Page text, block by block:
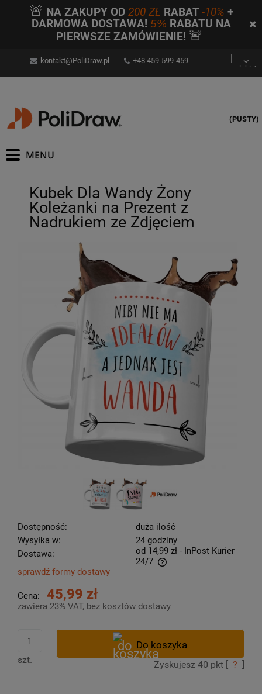
🚨 NA ZAKUPY OD200 ZŁ RABAT-10% +
DARMOWA DOSTAWA! 5% RABATU NA
PIERWSZE ZAMÓWIENIE! 🚨
kontakt@PoliDraw.pl +48 459-599-459
(PUSTY)
Kubek Dla Wandy Żony
Koleżanki na Prezent z
Nadrukiem ze Zdjęciem
Dostępność:
duża ilość
Wysyłka w:
24 godziny
Dostawa:
od 14,99 zł - InPost Kurier
24/7
Cena nie zawiera ewentualnych kosztów płatności
sprawdź formy dostawy
Cena: 45,99 zł
zawiera 23% VAT, bez kosztów dostawy
szt. Zyskujesz 40 pkt [ ? ]